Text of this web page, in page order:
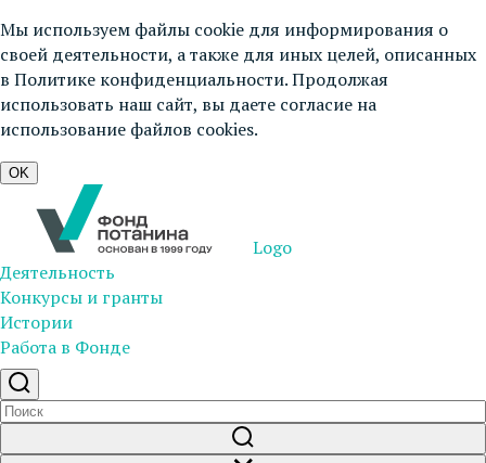
Мы используем файлы cookie для информирования о
своей деятельности, а также для иных целей, описанных
в Политике конфиденциальности. Продолжая
использовать наш сайт, вы даете согласие на
использование файлов cookies.
OK
Logo
Деятельность
Конкурсы и гранты
Истории
Работа в Фонде